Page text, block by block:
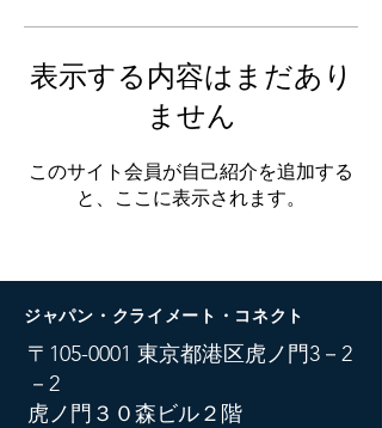
表示する内容はまだあり
ません
このサイト会員が自己紹介を追加する
と、ここに表示されます。
ジャパン・クライメート・コネクト
​〒105-0001 東京都港区虎ノ門3－2
－2
虎ノ門３０森ビル２階